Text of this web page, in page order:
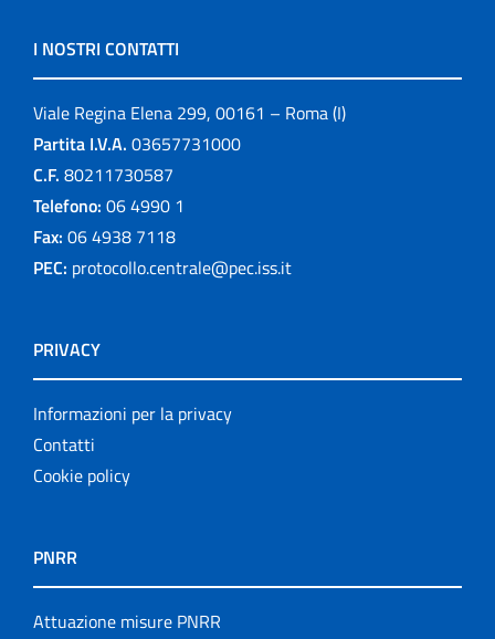
I NOSTRI CONTATTI
Viale Regina Elena 299, 00161 – Roma (I)
Partita I.V.A. 03657731000
C.F. 80211730587
Telefono: 06 4990 1
Fax: 06 4938 7118
PEC: protocollo.centrale@pec.iss.it
PRIVACY
Informazioni per la privacy
Contatti
Cookie policy
PNRR
Attuazione misure PNRR